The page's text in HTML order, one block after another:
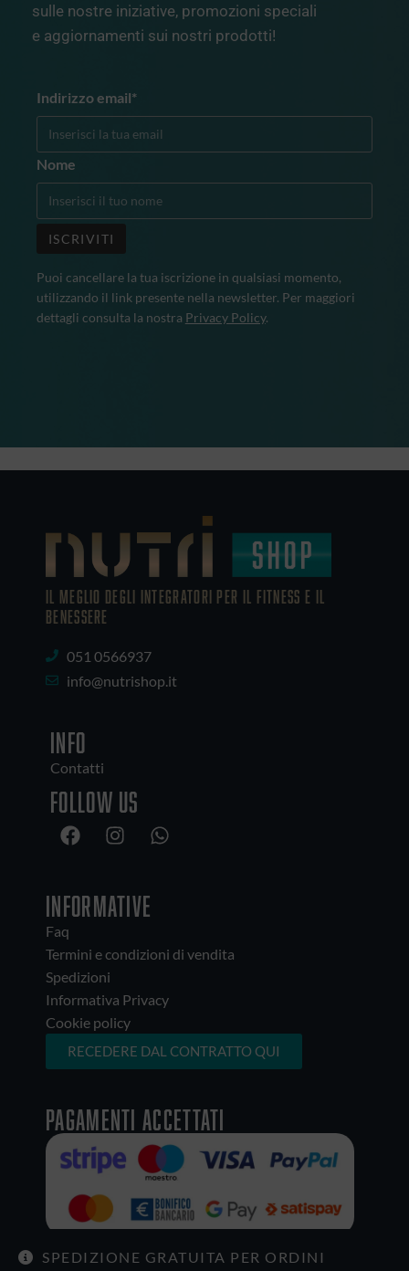
SPEDIZIONE GRATUITA PER ORDINI
sulle nostre iniziative, promozioni speciali
e aggiornamenti sui nostri prodotti!
Indirizzo email*
Nome
Puoi cancellare la tua iscrizione in qualsiasi momento,
utilizzando il link presente nella newsletter. Per maggiori
dettagli consulta la nostra Privacy Policy.
IL MEGLIO DEGLI Integratori PER IL FITNESS E IL
BENESSERE
051 0566937
info@nutrishop.it
INFO
Contatti
Follow us
INFORMATIVE
Faq
Termini e condizioni di vendita
Spedizioni
Informativa Privacy
Cookie policy
RECEDERE DAL CONTRATTO QUI
Pagamenti accettati